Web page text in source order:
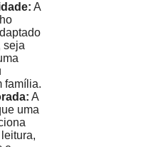
A
seja
família.
A
uma